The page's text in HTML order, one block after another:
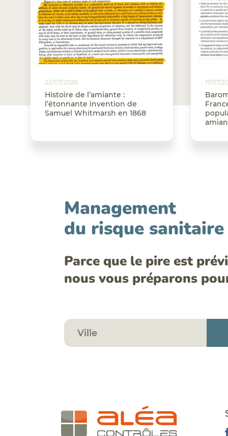
22/07/2026
Histoire de l’amiante :
l’étonnante invention de
Samuel Whitmarsh en 1868
17/07/
Management
du risque sanitaire
Parce que le pire est
nous vous préparons